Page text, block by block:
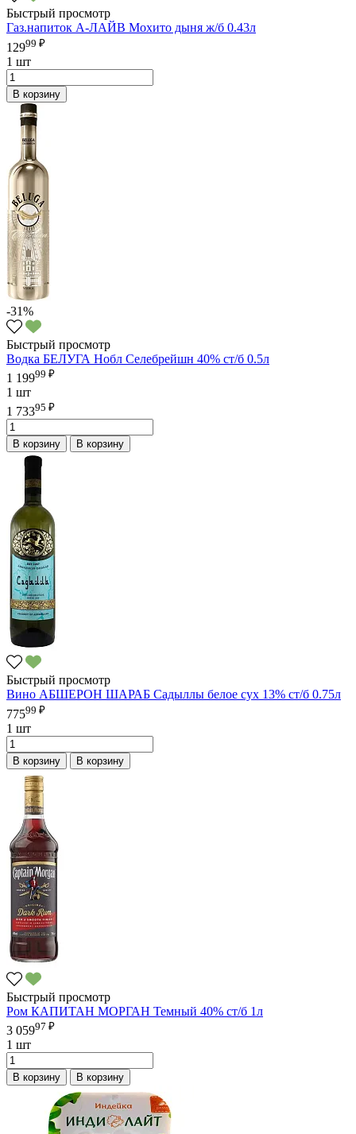
Быстрый просмотр
Газ.напиток А-ЛАЙВ Мохито дыня ж/б 0.43л
12999 ₽
1 шт
В корзину
-31%
Быстрый просмотр
Водка БЕЛУГА Нобл Селебрейшн 40% ст/б 0.5л
1 19999 ₽
1 шт
1 73395 ₽
В корзину В корзину
Быстрый просмотр
Вино АБШЕРОН ШАРАБ Садыллы белое сух 13% ст/б 0.75л
77599 ₽
1 шт
В корзину В корзину
Быстрый просмотр
Ром КАПИТАН МОРГАН Темный 40% ст/б 1л
3 05997 ₽
1 шт
В корзину В корзину